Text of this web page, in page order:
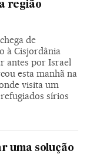
região
de
à Cisjordânia
antes por Israel
esta manhã na
visita um
sírios
uma solução